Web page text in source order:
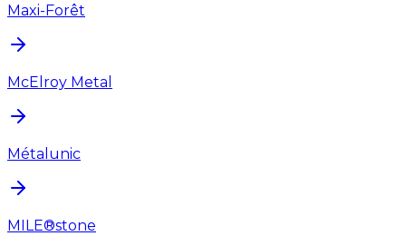
Maxi-Forêt
McElroy Metal
Métalunic
MILE®stone